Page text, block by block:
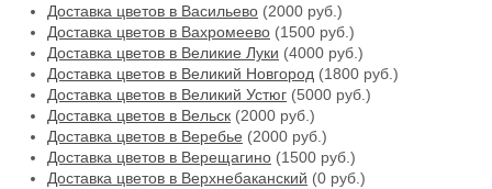
Доставка цветов в Васильево (2000 руб.)
Доставка цветов в Вахромеево (1500 руб.)
Доставка цветов в Великие Луки (4000 руб.)
Доставка цветов в Великий Новгород (1800 руб.)
Доставка цветов в Великий Устюг (5000 руб.)
Доставка цветов в Вельск (2000 руб.)
Доставка цветов в Веребье (2000 руб.)
Доставка цветов в Верещагино (1500 руб.)
Доставка цветов в Верхнебаканский (0 руб.)